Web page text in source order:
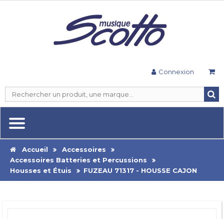
Connexion
Accueil
Accessoires
Accessoires Batteries et Percussions
Housses et Étuis
FUZEAU 71317 - HOUSSE CAJON